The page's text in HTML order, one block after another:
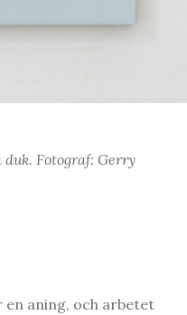
duk. Fotograf: Gerry
aning, och arbetet